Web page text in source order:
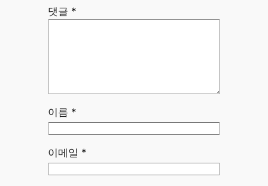
댓글 *
이름 *
이메일 *